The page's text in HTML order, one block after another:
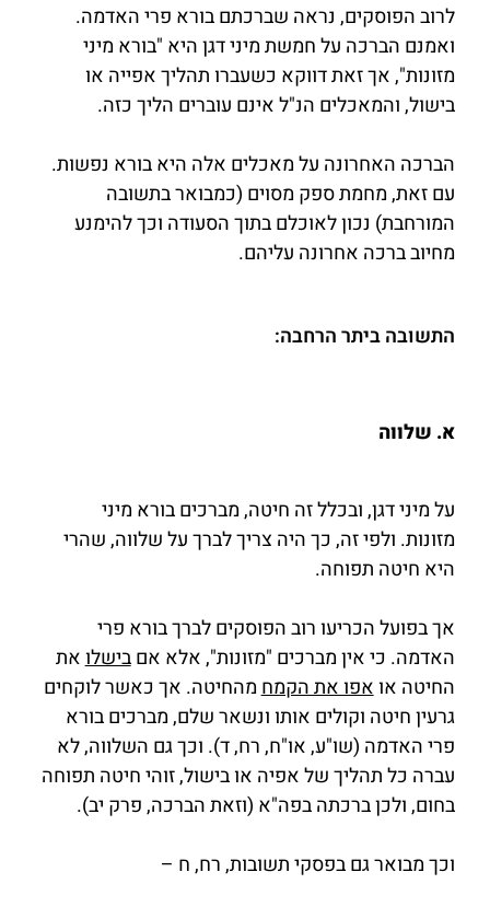
לרוב הפוסקים, נראה שברכתם בורא פרי האדמה.
ואמנם הברכה על חמשת מיני דגן היא "בורא מיני
מזונות", אך זאת דווקא כשעברו תהליך אפייה או
בישול, והמאכלים הנ"ל אינם עוברים הליך כזה.
הברכה האחרונה על מאכלים אלה היא בורא נפשות.
עם זאת, מחמת ספק מסוים (כמבואר בתשובה
המורחבת) נכון לאוכלם בתוך הסעודה וכך להימנע
מחיוב ברכה אחרונה עליהם.
התשובה ביתר הרחבה:
א. שלווה
על מיני דגן, ובכלל זה חיטה, מברכים בורא מיני
מזונות. ולפי זה, כך היה צריך לברך על שלווה, שהרי
היא חיטה תפוחה.
אך בפועל הכריעו רוב הפוסקים לברך בורא פרי
האדמה. כי אין מברכים "מזונות", אלא אםבישלואת
החיטה אואפו את הקמחמהחיטה. אך כאשר לוקחים
גרעין חיטה וקולים אותו ונשאר שלם, מברכים בורא
פרי האדמה (שו"ע, או"ח, רח, ד). וכך גם השלווה,לא
עברה כל תהליך של אפיה או בישול, זוהי חיטה תפוחה
בחום, ולכן ברכתה בפה"א (וזאת הברכה, פרק יב).
וכך מבואר גם בפסקי תשובות, רח, ח –